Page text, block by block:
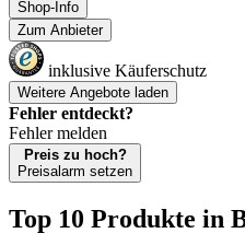
Shop-Info
Zum Anbieter
inklusive Käuferschutz
Weitere Angebote laden
Fehler entdeckt?
Fehler melden
Preis zu hoch?
Preisalarm setzen
Top 10 Produkte in